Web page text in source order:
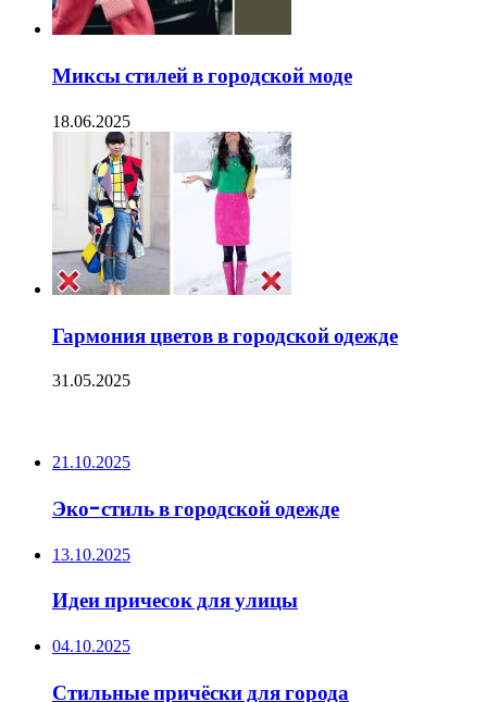
Миксы стилей в городской моде
18.06.2025
Гармония цветов в городской одежде
31.05.2025
21.10.2025
Эко-стиль в городской одежде
13.10.2025
Идеи причесок для улицы
04.10.2025
Стильные причёски для города